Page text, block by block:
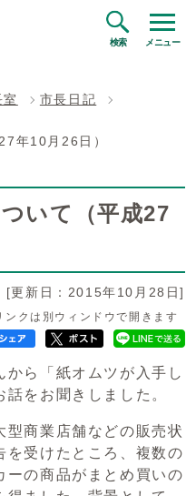
検索 メニュー
市長日記
年10月26日）
いて（平成27
[更新日：2015年10月28日]
ンクは別ウィンドウで開きます
ら「紙オムツが入手し
をお聞きしました。
商業店舗などの販売状
を受けたところ、複数の
ーの商品がまとめ買いの